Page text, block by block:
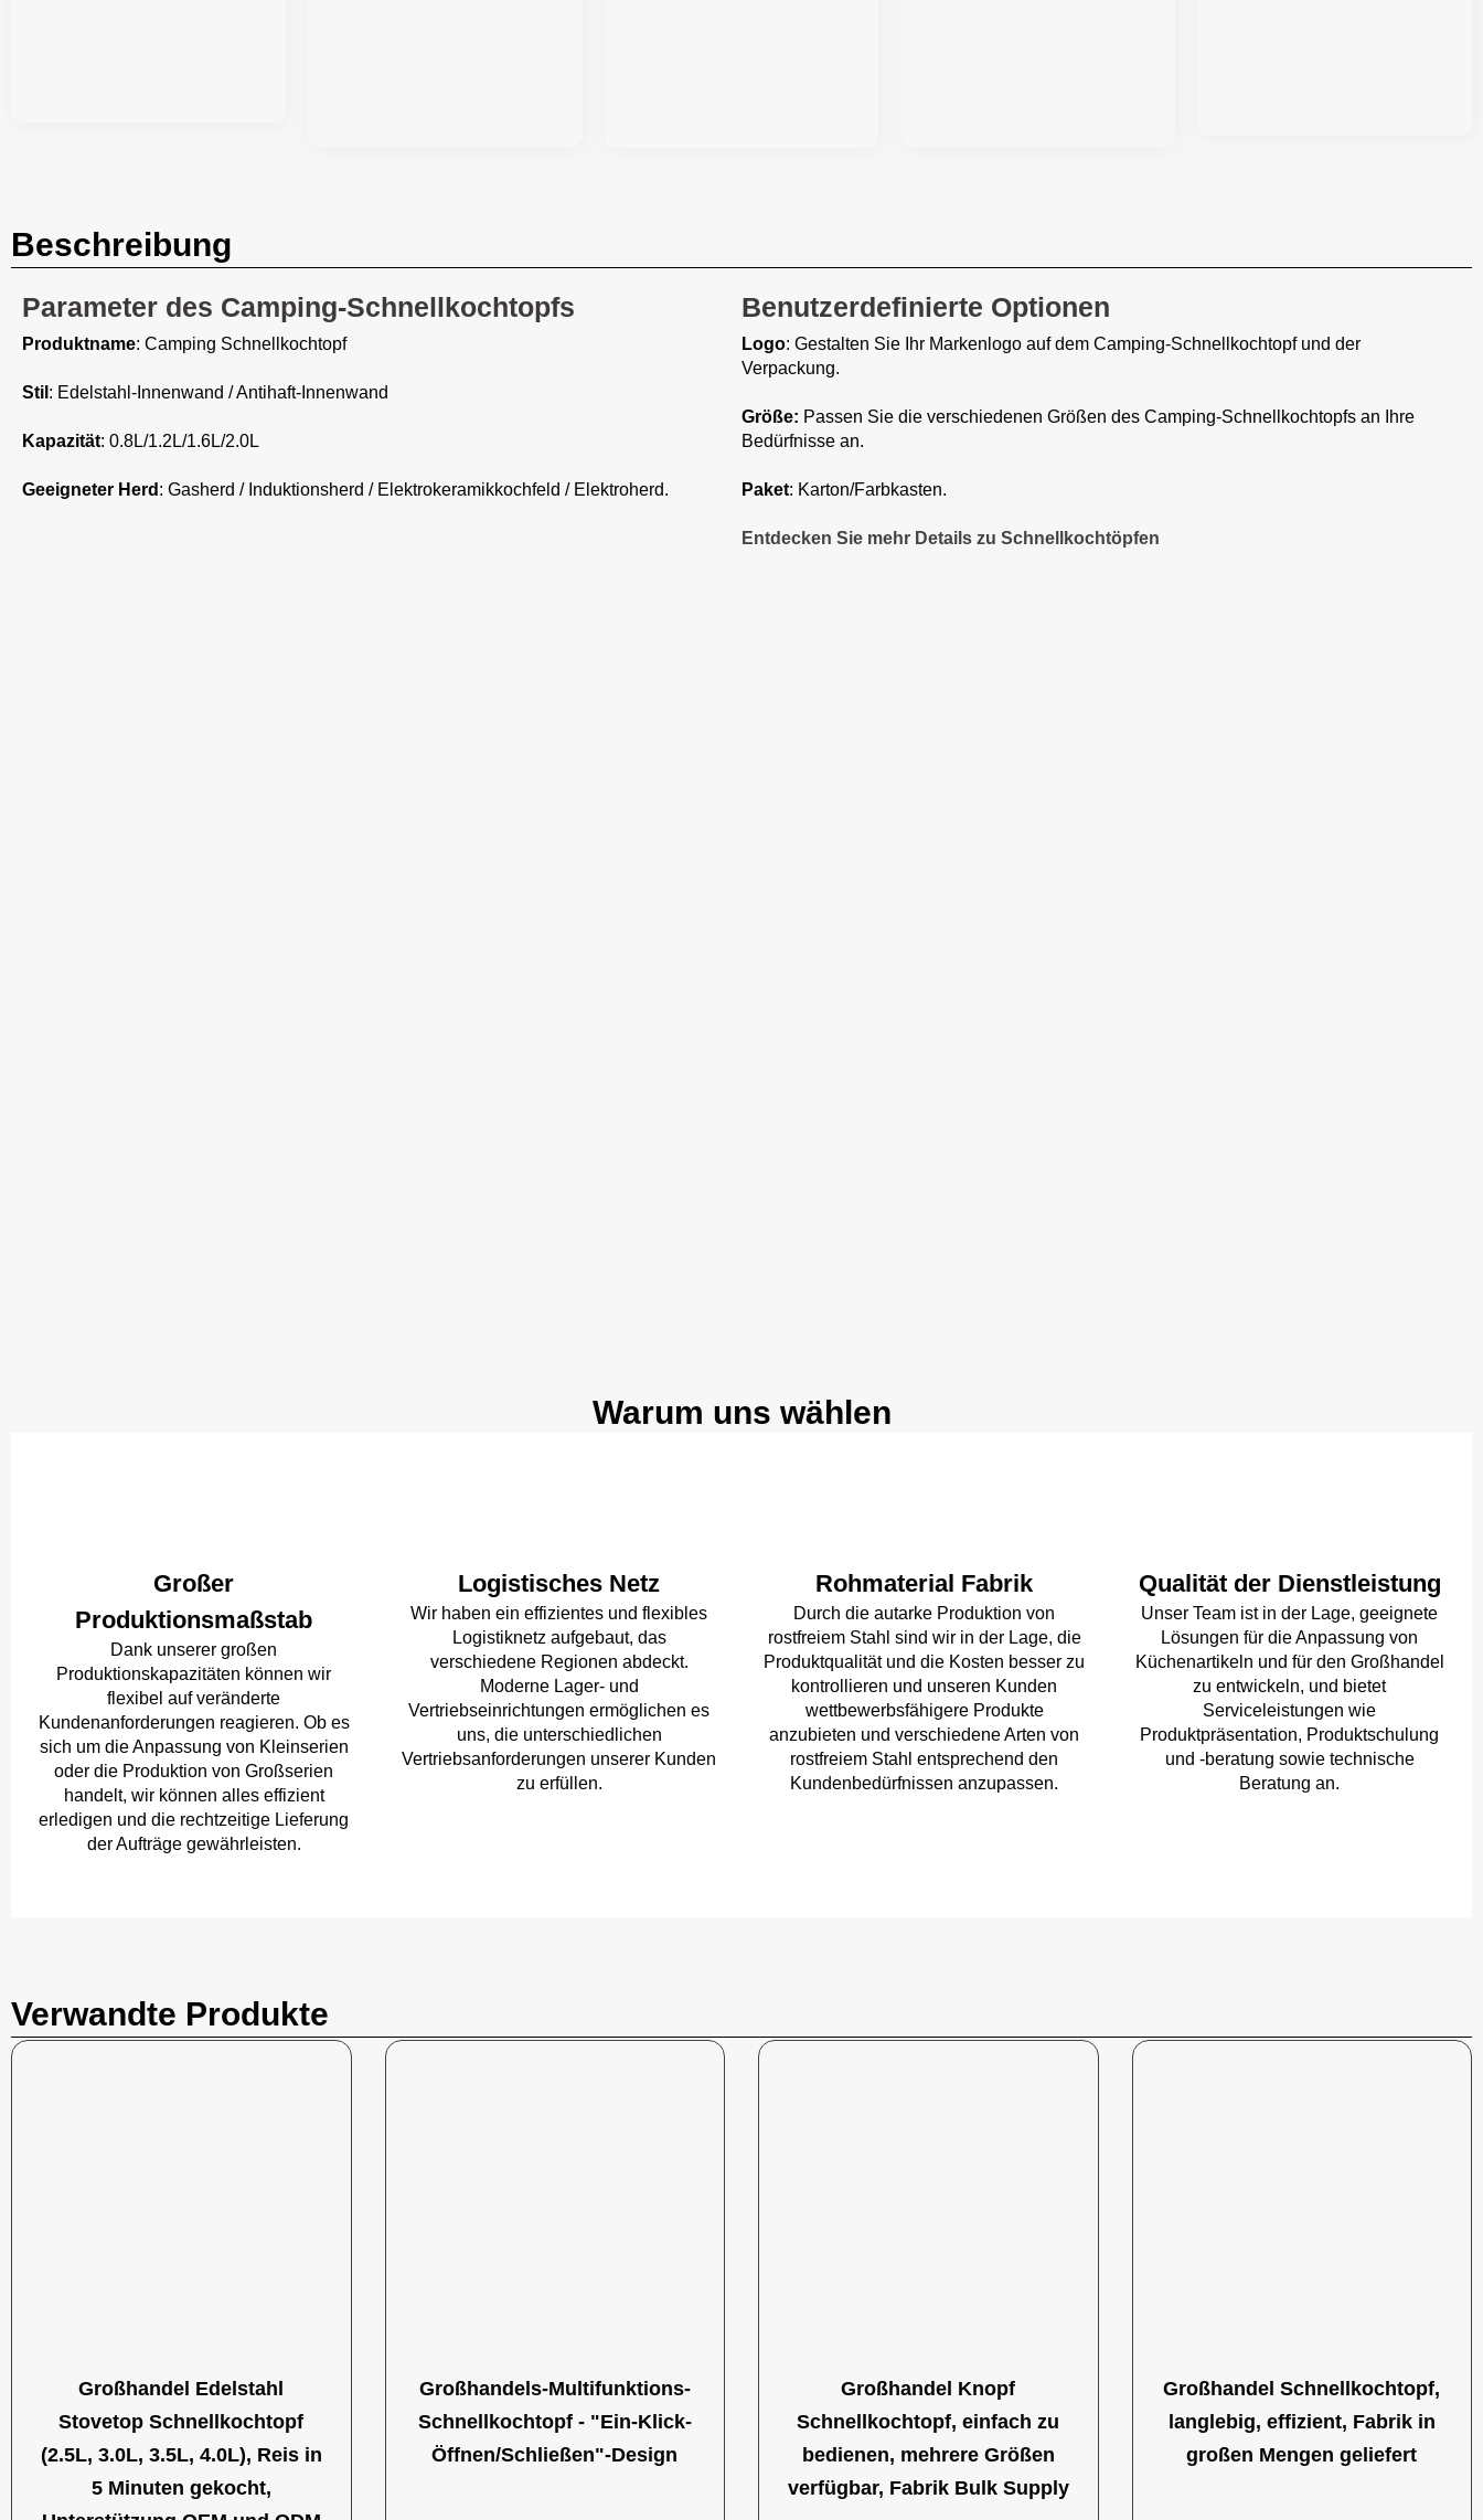
Beschreibung
Parameter des Camping-Schnellkochtopfs
Produktname: Camping Schnellkochtopf
Stil : Edelstahl-Innenwand / Antihaft-Innenwand
Kapazität: 0.8L/1.2L/1.6L/2.0L
Geeigneter Herd : Gasherd / Induktionsherd / Elektrokeramikkochfeld / Elektroherd.
Benutzerdefinierte Optionen
Logo: Gestalten Sie Ihr Markenlogo auf dem Camping-Schnellkochtopf und der
Verpackung.
Größe: Passen Sie die verschiedenen Größen des Camping-Schnellkochtopfs an Ihre
Bedürfnisse an.
Paket: Karton/Farbkasten.
Entdecken Sie mehr Details zu Schnellkochtöpfen
Warum uns wählen
Großer
Produktionsmaßstab
Dank unserer großen
Produktionskapazitäten können wir
flexibel auf veränderte
Kundenanforderungen reagieren. Ob es
sich um die Anpassung von Kleinserien
oder die Produktion von Großserien
handelt, wir können alles effizient
erledigen und die rechtzeitige Lieferung
der Aufträge gewährleisten.
Logistisches Netz
Wir haben ein effizientes und flexibles
Logistiknetz aufgebaut, das
verschiedene Regionen abdeckt.
Moderne Lager- und
Vertriebseinrichtungen ermöglichen es
uns, die unterschiedlichen
Vertriebsanforderungen unserer Kunden
zu erfüllen.
Rohmaterial Fabrik
Durch die autarke Produktion von
rostfreiem Stahl sind wir in der Lage, die
Produktqualität und die Kosten besser zu
kontrollieren und unseren Kunden
wettbewerbsfähigere Produkte
anzubieten und verschiedene Arten von
rostfreiem Stahl entsprechend den
Kundenbedürfnissen anzupassen.
Qualität der Dienstleistung
Unser Team ist in der Lage, geeignete
Lösungen für die Anpassung von
Küchenartikeln und für den Großhandel
zu entwickeln, und bietet
Serviceleistungen wie
Produktpräsentation, Produktschulung
und -beratung sowie technische
Beratung an.
Verwandte Produkte
Großhandel Edelstahl
Stovetop Schnellkochtopf
(2.5L, 3.0L, 3.5L, 4.0L), Reis in
5 Minuten gekocht,
Großhandels-Multifunktions-
Schnellkochtopf - "Ein-Klick-
Öffnen/Schließen"-Design
Großhandel Knopf
Schnellkochtopf, einfach zu
bedienen, mehrere Größen
verfügbar, Fabrik Bulk Supply
Großhandel Schnellkochtopf,
langlebig, effizient, Fabrik in
großen Mengen geliefert